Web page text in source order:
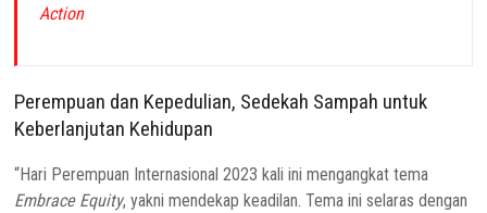
Action
Perempuan dan Kepedulian, Sedekah Sampah untuk
Keberlanjutan Kehidupan
“Hari Perempuan Internasional 2023 kali ini mengangkat tema
Embrace Equity, yakni mendekap keadilan. Tema ini selaras dengan